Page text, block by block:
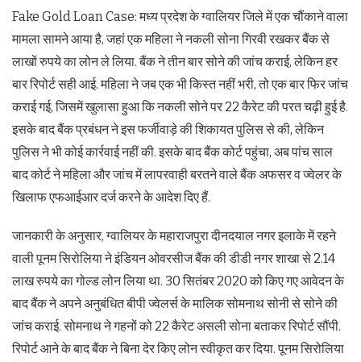
Fake Gold Loan Case: मध्य प्रदेश के ग्वालियर जिले में एक चौंकाने वाला
मामला सामने आया है, जहां एक महिला ने नकली सोना गिरवी रखकर बैंक से
लाखों रुपये का लोन ले लिया. बैंक ने तीन बार सोने की जांच कराई, लेकिन हर
बार रिपोर्ट सही आई. महिला ने जब एक भी किस्त नहीं भरी, तो एक बार फिर जांच
कराई गई, जिसमें खुलासा हुआ कि नकली सोने पर 22 कैरेट की परत चढ़ी हुई है.
इसके बाद बैंक प्रबंधन ने इस फर्जीवाड़े की शिकायत पुलिस से की, लेकिन
पुलिस ने भी कोई कार्रवाई नहीं की. इसके बाद बैंक कोर्ट पहुंचा, अब पांच साल
बाद कोर्ट ने महिला और जांच में लापरवाही बरतने वाले बैंक अफसर व ज्वेलर के
खिलाफ एफआईआर दर्ज करने के आदेश दिए हैं.
जानकारी के अनुसार, ग्वालियर के महाराजपुरा दीनदयाल नगर इलाके में रहने
वाली पूनम सिरोलिया ने इंडियन ओवरसीज बैंक की डीडी नगर शाखा से 2.14
लाख रुपये का गोल्ड लोन लिया था. 30 सितंबर 2020 को किए गए आवेदन के
बाद बैंक ने अपने अनुबंधित बीपी ज्वेलर्स के मालिक सोमनाथ सोनी से सोने की
जांच कराई. सोमनाथ ने गहनों को 22 कैरेट असली सोना बताकर रिपोर्ट सौंपी.
रिपोर्ट आने के बाद बैंक ने बिना देर किए लोन स्वीकृत कर दिया. पूनम सिरोलिया